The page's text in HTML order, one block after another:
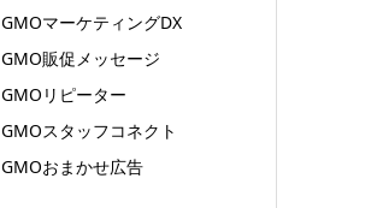
GMOマーケティングDX
GMO販促メッセージ
GMOリピーター
GMOスタッフコネクト
GMOおまかせ広告